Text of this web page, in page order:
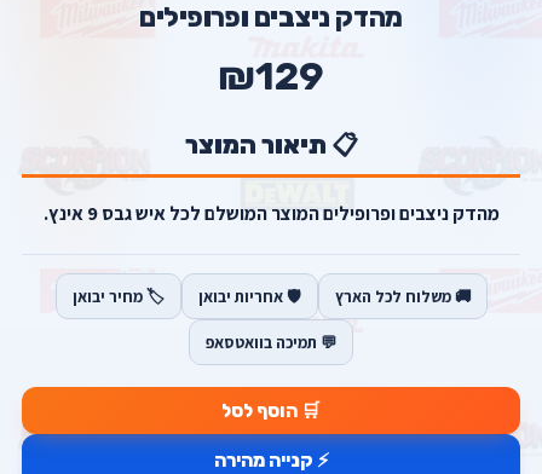
מהדק ניצבים ופרופילים
₪129
📋 תיאור המוצר
מהדק ניצבים ופרופילים המוצר המושלם לכל איש גבס 9 אינץ.
🚚 משלוח לכל הארץ 🛡️ אחריות יבואן 🏷️ מחיר יבואן
💬 תמיכה בוואטסאפ
🛒 הוסף לסל
⚡ קנייה מהירה